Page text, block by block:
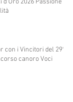
2026 Passione e
con i Vincitori del 29°
canoro Voci